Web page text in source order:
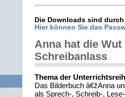
Die Downloads sind
Hier können Sie das
Anna hat die
Schreibanlass
Thema der
Das Bilderbuch â€žAnna
als Sprech-, Schreib-,